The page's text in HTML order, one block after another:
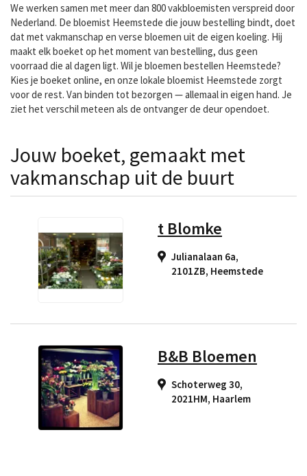
We werken samen met meer dan 800 vakbloemisten verspreid door
Nederland. De bloemist Heemstede die jouw bestelling bindt, doet
dat met vakmanschap en verse bloemen uit de eigen koeling. Hij
maakt elk boeket op het moment van bestelling, dus geen
voorraad die al dagen ligt. Wil je bloemen bestellen Heemstede?
Kies je boeket online, en onze lokale bloemist Heemstede zorgt
voor de rest. Van binden tot bezorgen — allemaal in eigen hand. Je
ziet het verschil meteen als de ontvanger de deur opendoet.
Jouw boeket, gemaakt met
vakmanschap uit de buurt
t Blomke
Julianalaan 6a,
2101ZB, Heemstede
B&B Bloemen
Schoterweg 30,
2021HM, Haarlem